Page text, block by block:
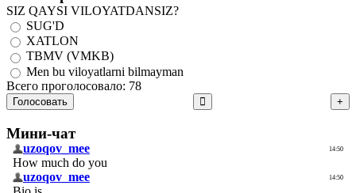
SIZ QAYSI VILOYATDANSIZ?
SUG'D
XATLON
TBMV (VMKB)
Men bu viloyatlarni bilmayman
Всего проголосовало: 78
Голосовать
Мини-чат